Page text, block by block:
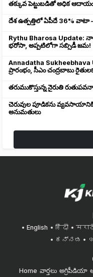
తక్కువ పెట్టుబడితో అధిక
దేశ ఉత్పత్తిలో ఏపీదే 36% వాటా
Rythu Bharosa Update:
భరోసా, అప్పటిలోగా సబ్సిడీ జమ!
Annadatha Sukheebhava
ప్రారంభం, సీఎం చంద్రబాబు
తరుముకొస్తున్న నైరుతి
చెరువుల పూడికను
అనుమతులు
English हिंदी
ಕನ್ನಡ
Home వార్తలు అగ్రిపీడియా